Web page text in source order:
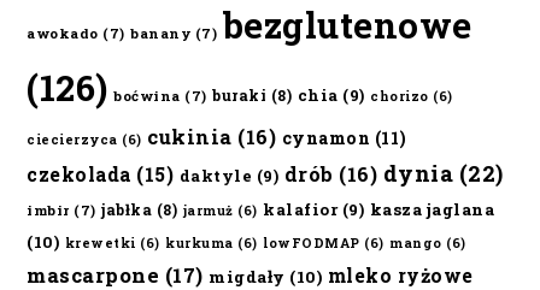
awokado (7) banany (7) bezglutenowe
(126) boćwina (7) buraki (8) chia (9) chorizo (6)
ciecierzyca (6) cukinia (16) cynamon (11)
czekolada (15) daktyle (9) drób (16) dynia (22)
imbir (7) jabłka (8) jarmuż (6) kalafior(9) kasza jaglana
(10) krewetki (6) kurkuma (6) lowFODMAP (6) mango (6)
mascarpone (17) migdały (10) mleko ryżowe